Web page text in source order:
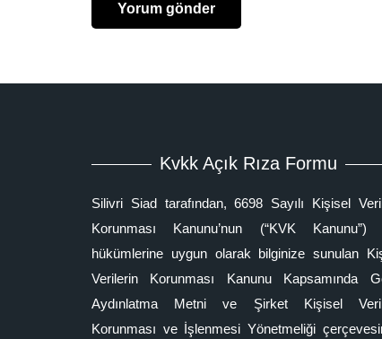
Yorum gönder
Kvkk Açık Rıza Formu
Silivri Siad tarafından, 6698 Sayılı Kişisel
Korunması Kanunu’nun (“KVK Kanunu”)
hükümlerine uygun olarak bilginize sunulan
Verilerin Korunması Kanunu Kapsamında
Aydınlatma Metni ve Şirket Kişisel
Korunması ve İşlenmesi Yönetmeliği